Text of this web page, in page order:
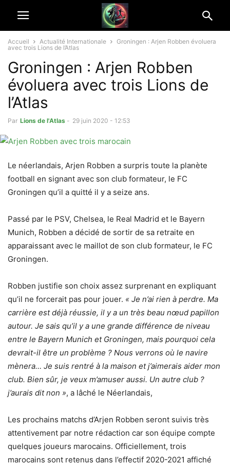
Accueil Actualité Internationale
Groningen : Arjen Robben évoluera
avec trois Lions de l’Atlas
Groningen : Arjen Robben
évoluera avec trois Lions de
l’Atlas
Par Lions de l'Atlas - 29 juin 2020 - 12:53
Le néerlandais, Arjen Robben a surpris toute la planète
football en signant avec son club formateur, le FC
Groningen qu’il a quitté il y a seize ans.
Passé par le PSV, Chelsea, le Real Madrid et le Bayern
Munich, Robben a décidé de sortir de sa retraite en
apparaissant avec le maillot de son club formateur, le FC
Groningen.
Robben justifie son choix assez surprenant en expliquant
qu’il ne forcerait pas pour jouer. « Je n’ai rien à perdre. Ma
carrière est déjà réussie, il y a un très beau nœud papillon
autour. Je sais qu’il y a une grande différence de niveau
entre le Bayern Munich et Groningen, mais pourquoi cela
devrait-il être un problème ? Nous verrons où le navire
mènera… Je suis rentré à la maison et j’aimerais aider mon
club. Bien sûr, je veux m’amuser aussi. Un autre club ?
j’aurais dit non », a lâché le Néerlandais,
Les prochains matchs d’Arjen Robben seront suivis très
attentivement par notre rédaction car son équipe compte
quelques joueurs marocains. Officiellement, trois
marocains sont retenus dans l’effectif 2020-2021 affiché